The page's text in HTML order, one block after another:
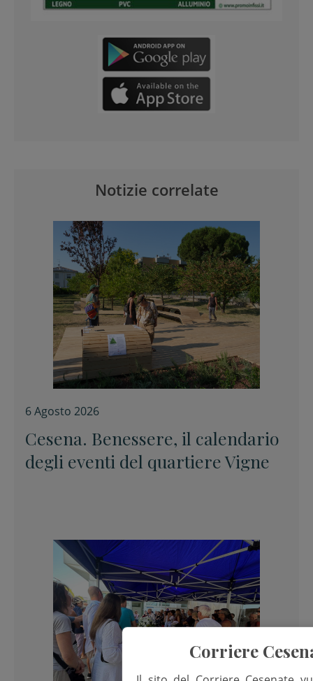
Notizie correlate
6 Agosto 2026
Cesena. Benessere, il calendario
degli eventi del quartiere Vigne
Corriere